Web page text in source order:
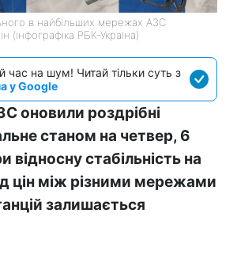
в найбільших мережах АЗС
(інфографіка РБК-Україна)
час на шум! Читай тільки суть з
у Google
оновили роздрібні
станом на четвер, 6
відносну стабільність на
цін між різними мережами
залишається